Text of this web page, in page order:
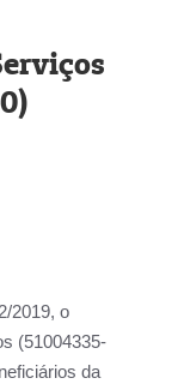
2019, o
(51004335-
da